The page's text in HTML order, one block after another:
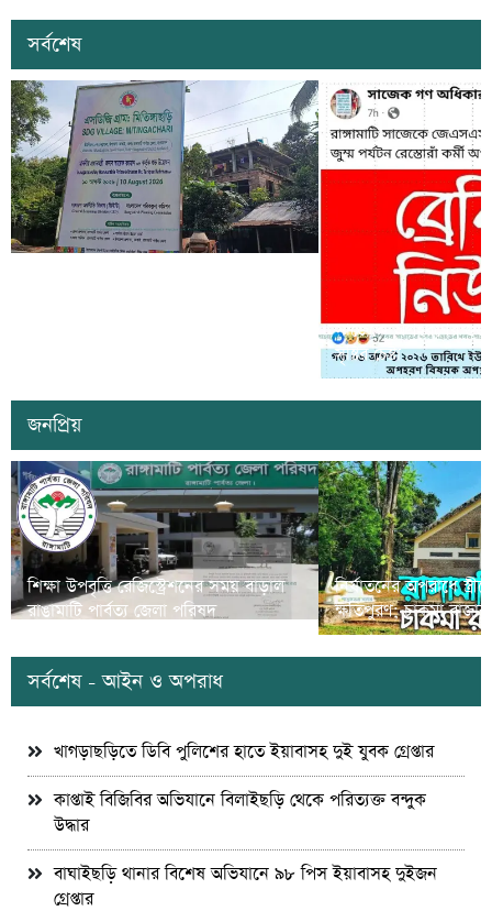
সর্বশেষ
সাজেকে অপহরণের গুজব
সৃষ্টির চেষ্টা
জনপ্রিয়
শিক্ষা উপবৃত্তি রেজিস্ট্রেশনের সময় বাড়াল
রাঙামাটি পার্বত্য জেলা পরিষদ
নির্যাতনের অপরাধে
ক্ষতিপুরণ; চাকমা
সর্বশেষ - আইন ও অপরাধ
খাগড়াছড়িতে ডিবি পুলিশের হাতে ইয়াবাসহ দুই যুবক গ্রেপ্তার
কাপ্তাই বিজিবির অভিযানে বিলাইছড়ি থেকে পরিত্যক্ত বন্দুক
উদ্ধার
বাঘাইছড়ি থানার বিশেষ অভিযানে ৯৮ পিস ইয়াবাসহ দুইজন
গ্রেপ্তার